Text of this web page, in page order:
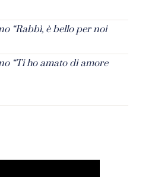
“Rabbì, è bello per noi
“Ti ho amato di amore